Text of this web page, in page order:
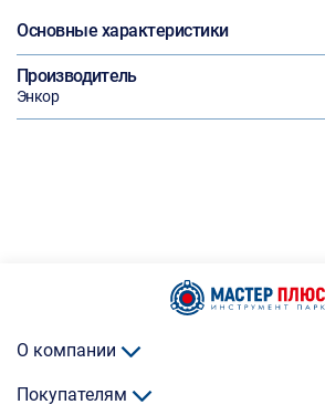
Основные характеристики
Производитель
Энкор
О компании
Покупателям